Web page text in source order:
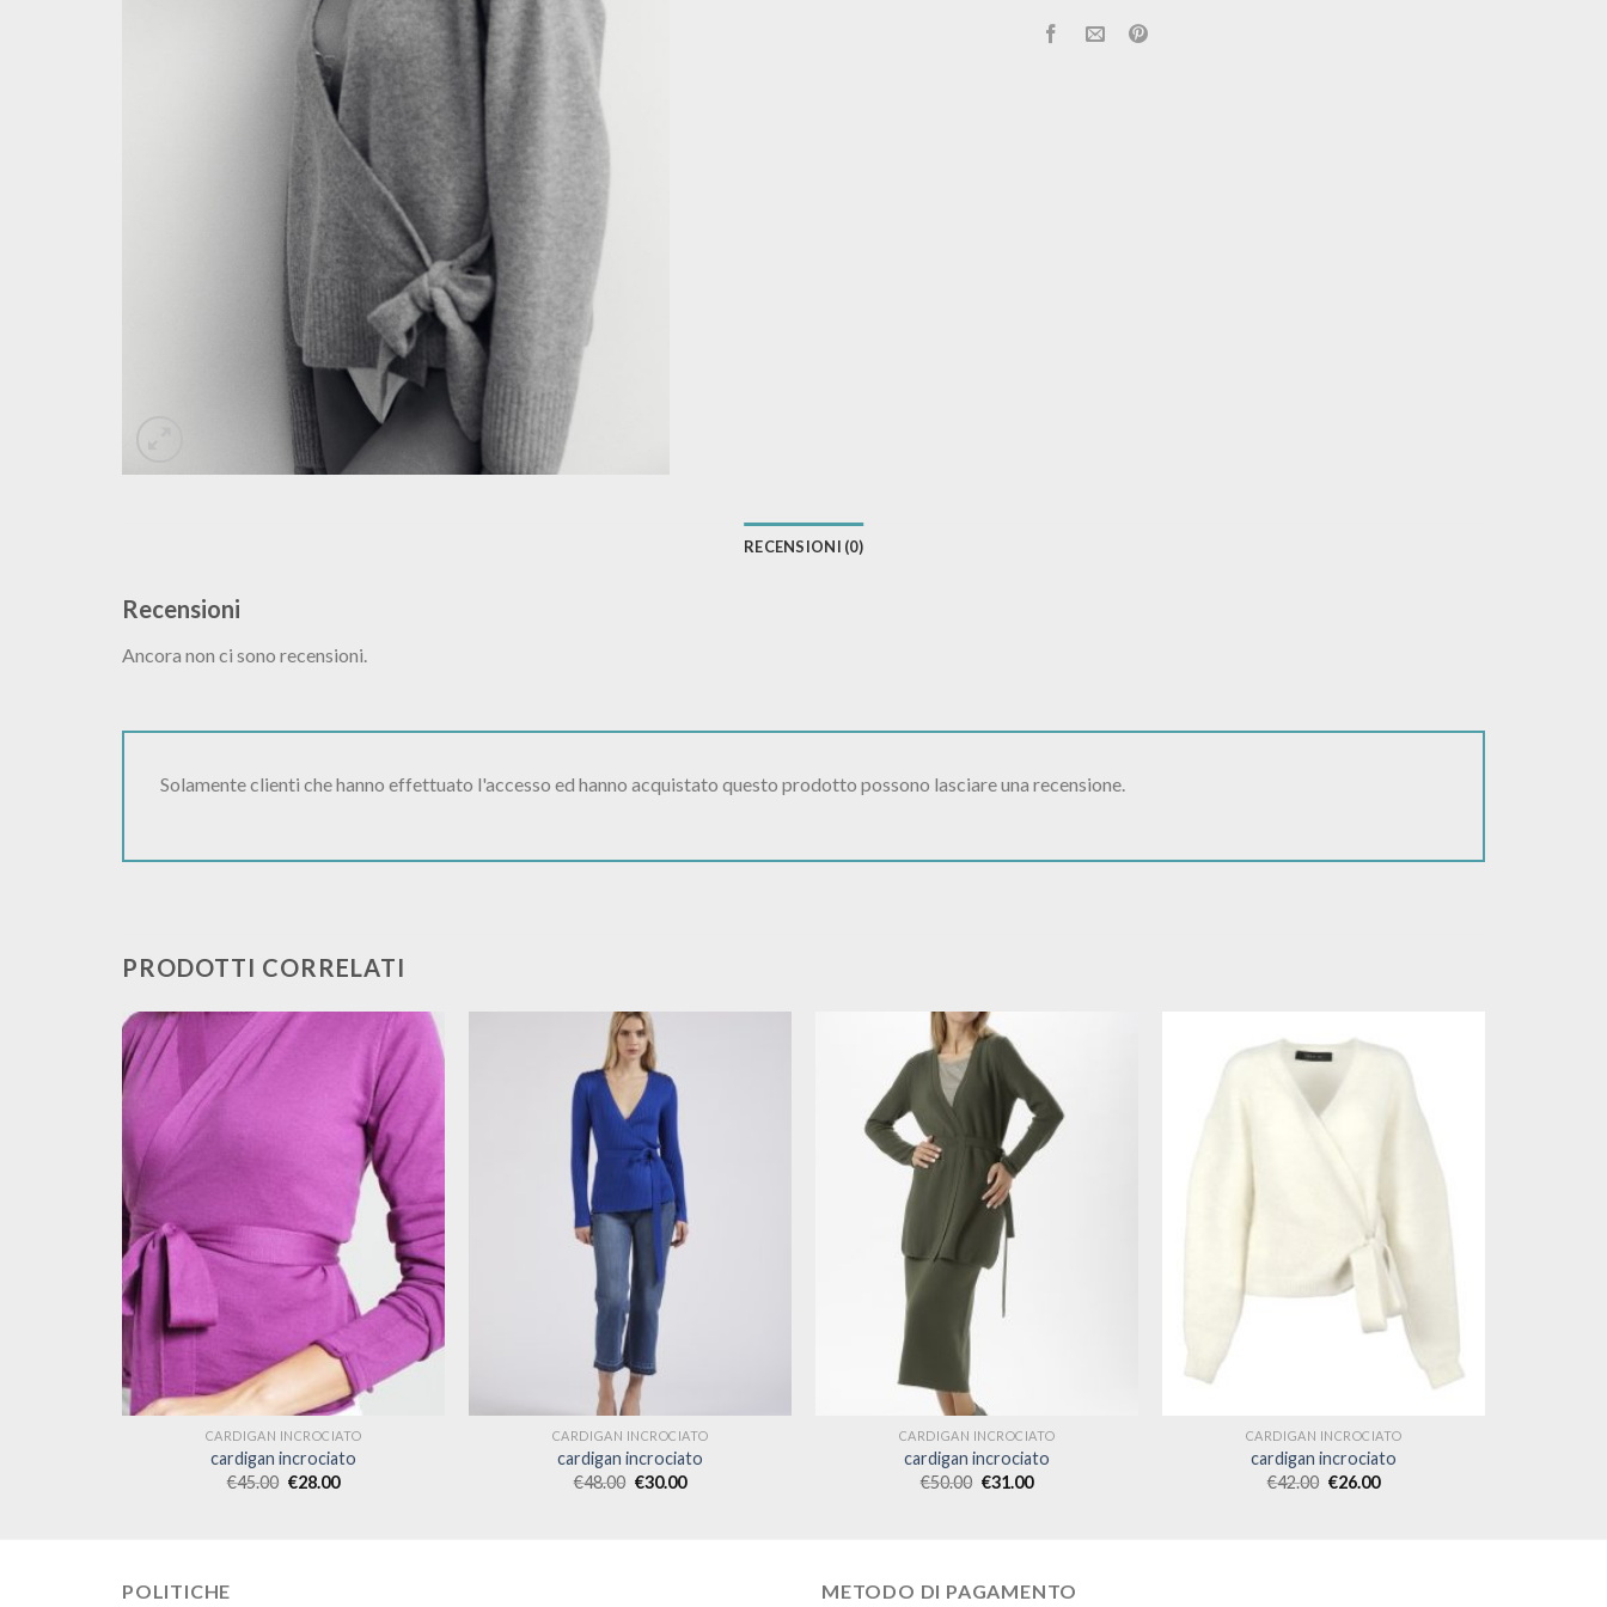
RECENSIONI (0)
Recensioni
Ancora non ci sono recensioni.
Solamente clienti che hanno effettuato l'accesso ed hanno acquistato questo prodotto possono lasciare una recensione.
PRODOTTI CORRELATI
CARDIGAN INCROCIATO
cardigan incrociato
€45.00 €28.00
CARDIGAN INCROCIATO
cardigan incrociato
€48.00 €30.00
CARDIGAN INCROCIATO
cardigan incrociato
€50.00 €31.00
CARDIGAN INCROCIATO
cardigan incrociato
€42.00 €26.00
POLITICHE METODO DI PAGAMENTO